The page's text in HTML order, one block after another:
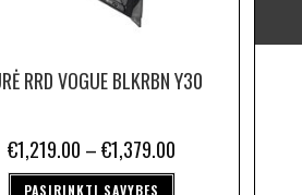
RRD VOGUE BLKRBN Y30
€1,219.00 –€1,379.00
PASIRINKTI SAVYBES